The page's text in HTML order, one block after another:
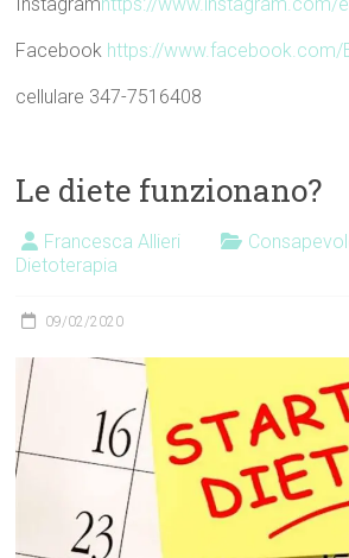
Facebook https://www.facebook.com/
cellulare 347-7516408
Le diete funzionano?
Francesca Allieri
Dietoterapia
09/02/2020